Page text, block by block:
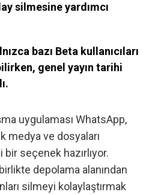
silmesine yardımcı
bazı Beta kullanıcıları
genel yayın tarihi
uygulaması WhatsApp,
medya ve dosyaları
seçenek hazırlıyor.
depolama alanından
silmeyi kolaylaştırmak